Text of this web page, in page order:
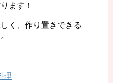
ます！
く、作り置きできる
理